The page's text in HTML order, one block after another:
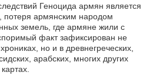
Геноцида армян является
потеря армянским народом
земель, где армяне жили с
факт зафиксирован не
но и в древнегреческих,
арабских, многих других